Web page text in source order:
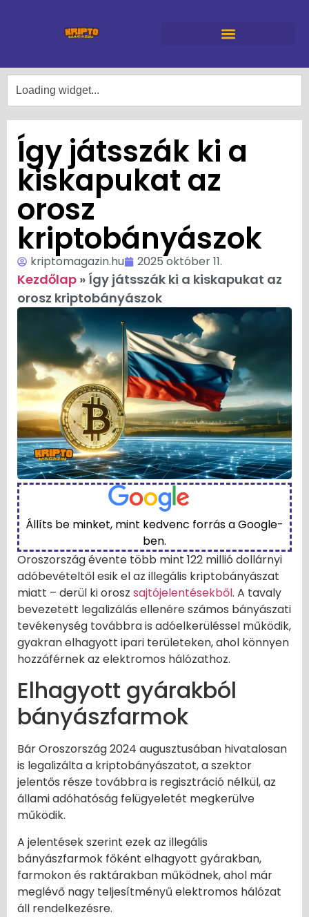
Így játsszák ki a
kiskapukat az
orosz
kriptobányászok
kriptomagazin.hu 2025 október 11.
Kezdőlap » Így játsszák ki a kiskapukat az
orosz kriptobányászok
Állíts be minket, mint kedvenc forrás a Google-
ben.
Oroszország évente több mint 122 millió dollárnyi
adóbevételtől esik el az illegális kriptobányászat
miatt – derül ki orosz sajtójelentésekből. A tavaly
bevezetett legalizálás ellenére számos bányászati
tevékenység továbbra is adóelkerüléssel működik,
gyakran elhagyott ipari területeken, ahol könnyen
hozzáférnek az elektromos hálózathoz.
Elhagyott gyárakból
bányászfarmok
Bár Oroszország 2024 augusztusában hivatalosan
is legalizálta a kriptobányászatot, a szektor
jelentős része továbbra is regisztráció nélkül, az
állami adóhatóság felügyeletét megkerülve
működik.
A jelentések szerint ezek az illegális
bányászfarmok főként elhagyott gyárakban,
farmokon és raktárakban működnek, ahol már
meglévő nagy teljesítményű elektromos hálózat
áll rendelkezésre.